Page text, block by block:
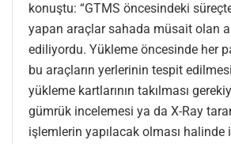
konuştu: “GTMS öncesindeki
yapan araçlar sahada müsait olan
ediliyordu. Yükleme öncesinde her
bu araçların yerlerinin tespit
yükleme kartlarının takılması
gümrük incelemesi ya da X-Ray
işlemlerin yapılacak olması halinde